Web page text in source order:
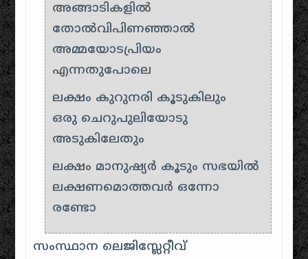
അങ്ങാടികളിൽ
തോൽവിപിണഞ്ഞാൽ
അമ്മയോടപ്രിയം
എന്നതുപോലെ
ലക്ഷം കുറുനരി കൂടുകിലും
ഒരു ചെറുപുലിയോടു
അടുകിലേതും
ലക്ഷം മാനുഷ്യർ കൂടും സഭയിൽ
ലക്ഷണമൊത്തവർ ഒന്നോ
രണ്ടോ
സംസ്ഥാന ലെജിസ്ലേറ്റീവ്